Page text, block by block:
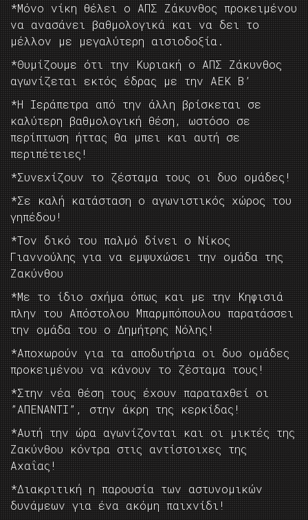
*Μόνο νίκη θέλει ο ΑΠΣ Ζάκυνθος προκειμένου
να ανασάνει βαθμολογικά και να δει το
μέλλον με μεγαλύτερη αισιοδοξία.
*Θυμίζουμε ότι την Κυριακή ο ΑΠΣ Ζάκυνθος
αγωνίζεται εκτός έδρας με την ΑΕΚ Β’
*Η Ιεράπετρα από την άλλη βρίσκεται σε
καλύτερη βαθμολογική θέση, ωστόσο σε
περίπτωση ήττας θα μπει και αυτή σε
περιπέτειες!
*Συνεχίζουν το ζέσταμα τους οι δυο ομάδες!
*Σε καλή κατάσταση ο αγωνιστικός χώρος του
γηπέδου!
*Τον δικό του παλμό δίνει ο Νίκος
Γιαννούλης για να εμψυχώσει την ομάδα της
Ζακύνθου
*Με το ίδιο σχήμα όπως και με την Κηφισιά
πλην του Απόστολου Μπαρμπόπουλου παρατάσσει
την ομάδα του ο Δημήτρης Νόλης!
*Αποχωρούν για τα αποδυτήρια οι δυο ομάδες
προκειμένου να κάνουν το ζέσταμα τους!
*Στην νέα θέση τους έχουν παραταχθεί οι
”ΑΠΕΝΑΝΤΙ”, στην άκρη της κερκίδας!
*Αυτή την ώρα αγωνίζονται και οι μικτές της
Ζακύνθου κόντρα στις αντίστοιχες της
Αχαΐας!
*Διακριτική η παρουσία των αστυνομικών
δυνάμεων για ένα ακόμη παιχνίδι!